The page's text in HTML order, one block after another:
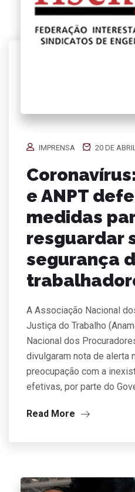
IMPRENSA 20 DE
e ANPT
medidas
resguardar
segurança
A Associação Nacional
Justiça do Trabalho
Nacional dos
divulgaram nota de alerta
preocupação com a
efetivas, por parte do
Read More